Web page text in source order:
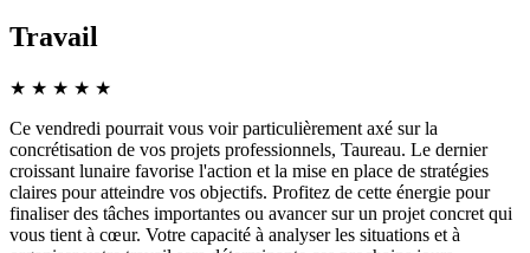
Travail
★ ★ ★ ★ ★
Ce vendredi pourrait vous voir particulièrement axé sur la
concrétisation de vos projets professionnels, Taureau. Le dernier
croissant lunaire favorise l'action et la mise en place de stratégies
claires pour atteindre vos objectifs. Profitez de cette énergie pour
finaliser des tâches importantes ou avancer sur un projet concret qui
vous tient à cœur. Votre capacité à analyser les situations et à